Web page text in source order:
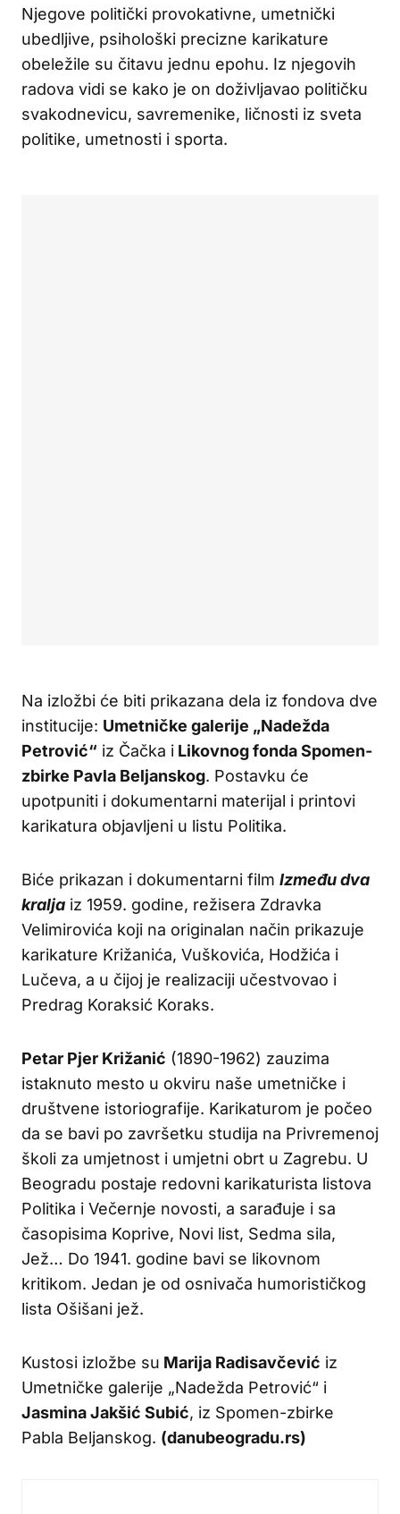
Njegove politički provokativne, umetnički
ubedljive, psihološki precizne karikature
obeležile su čitavu jednu epohu. Iz njegovih
radova vidi se kako je on doživljavao političku
svakodnevicu, savremenike, ličnosti iz sveta
politike, umetnosti i sporta.
Na izložbi će biti prikazana dela iz fondova dve
institucije: Umetničke galerije „Nadežda
Petrović“ iz Čačka i Likovnog fonda Spomen-
zbirke Pavla Beljanskog. Postavku će
upotpuniti i dokumentarni materijal i printovi
karikatura objavljeni u listu Politika.
Biće prikazan i dokumentarni film Između dva
kralja iz 1959. godine, režisera Zdravka
Velimirovića koji na originalan način prikazuje
karikature Križanića, Vuškovića, Hodžića i
Lučeva, a u čijoj je realizaciji učestvovao i
Predrag Koraksić Koraks.
Petar Pjer Križanić (1890-1962) zauzima
istaknuto mesto u okviru naše umetničke i
društvene istoriografije. Karikaturom je počeo
da se bavi po završetku studija na Privremenoj
školi za umjetnost i umjetni obrt u Zagrebu. U
Beogradu postaje redovni karikaturista listova
Politika i Večernje novosti, a sarađuje i sa
časopisima Koprive, Novi list, Sedma sila,
Jež… Do 1941. godine bavi se likovnom
kritikom. Jedan je od osnivača humorističkog
lista Ošišani jež.
Kustosi izložbe su Marija Radisavčević iz
Umetničke galerije „Nadežda Petrović“ i
Jasmina Jakšić Subić, iz Spomen-zbirke
Pabla Beljanskog. (danubeogradu.rs)